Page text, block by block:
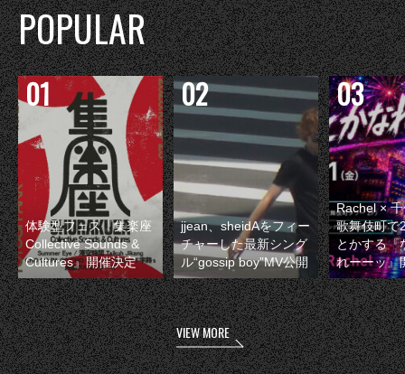
POPULAR
体験型フェス『集楽座
Collective Sounds &
Cultures』開催決定
jjean、sheidAをフィー
チャーした最新シング
ル“gossip boy”MV公開
Rachel ×
歌舞伎町で
とかする『
れーーッ』
VIEW MORE